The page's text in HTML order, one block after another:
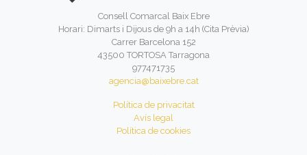
Consell Comarcal Baix Ebre
Horari: Dimarts i Dijous de 9h a 14h (Cita Prèvia)
Carrer Barcelona 152
43500 TORTOSA Tarragona
977471735
agencia@baixebre.cat
Política de privacitat
Avís legal
Política de cookies